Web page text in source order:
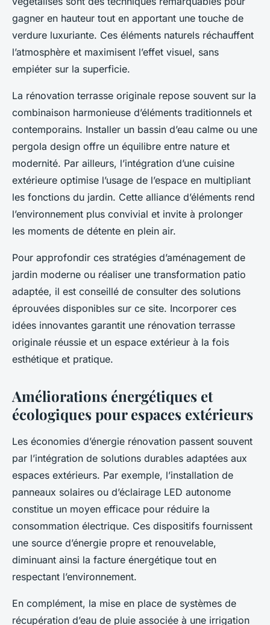
gagner en hauteur tout en apportant une touche de
verdure luxuriante. Ces éléments naturels réchauffent
l’atmosphère et maximisent l’effet visuel, sans
empiéter sur la superficie.
La rénovation terrasse originale repose souvent sur la
combinaison harmonieuse d’éléments traditionnels et
contemporains. Installer un bassin d’eau calme ou une
pergola design offre un équilibre entre nature et
modernité. Par ailleurs, l’intégration d’une cuisine
extérieure optimise l’usage de l’espace en multipliant
les fonctions du jardin. Cette alliance d’éléments rend
l’environnement plus convivial et invite à prolonger
les moments de détente en plein air.
Pour approfondir ces stratégies d’aménagement de
jardin moderne ou réaliser une transformation patio
adaptée, il est conseillé de consulter des solutions
éprouvées disponibles sur ce site. Incorporer ces
idées innovantes garantit une rénovation terrasse
originale réussie et un espace extérieur à la fois
esthétique et pratique.
Améliorations énergétiques et
écologiques pour espaces extérieurs
Les économies d’énergie rénovation passent souvent
par l’intégration de solutions durables adaptées aux
espaces extérieurs. Par exemple, l’installation de
panneaux solaires ou d’éclairage LED autonome
constitue un moyen efficace pour réduire la
consommation électrique. Ces dispositifs fournissent
une source d’énergie propre et renouvelable,
diminuant ainsi la facture énergétique tout en
respectant l’environnement.
En complément, la mise en place de systèmes de
récupération d’eau de pluie associée à une irrigation